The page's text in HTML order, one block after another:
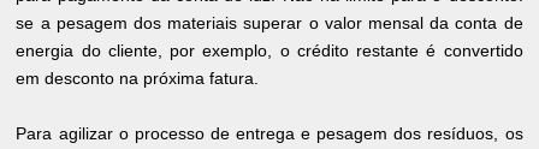
se a pesagem dos materiais superar o valor mensal da conta de
energia do cliente, por exemplo, o crédito restante é convertido
em desconto na próxima fatura.
Para agilizar o processo de entrega e pesagem dos resíduos, os